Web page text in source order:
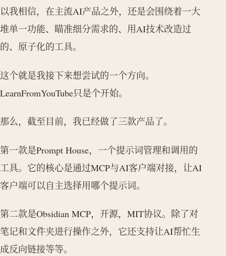
以我相信，在主流AI产品之外，还是会围绕着一大
堆单一功能、瞄准细分需求的、用AI技术改造过
的、原子化的工具。
这个就是我接下来想尝试的一个方向。
LearnFromYouTube只是个开始。
那么，截至目前，我已经做了三款产品了。
第一款是Prompt House，一个提示词管理和调用的
工具。它的核心是通过MCP与AI客户端对接，让AI
客户端可以自主选择用哪个提示词。
第二款是Obsidian MCP，开源，MIT协议。除了对
笔记和文件夹进行操作之外，它还支持让AI帮忙生
成反向链接等等。